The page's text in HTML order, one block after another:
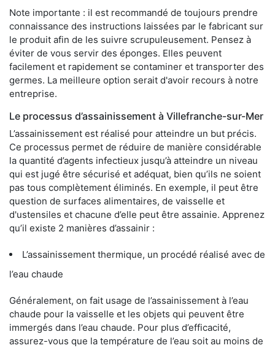
Note importante : il est recommandé de toujours prendre
connaissance des instructions laissées par le fabricant sur
le produit afin de les suivre scrupuleusement. Pensez à
éviter de vous servir des éponges. Elles peuvent
facilement et rapidement se contaminer et transporter des
germes. La meilleure option serait d'avoir recours à notre
entreprise.
Le processus d’assainissement à Villefranche-sur-Mer
L’assainissement est réalisé pour atteindre un but précis.
Ce processus permet de réduire de manière considérable
la quantité d’agents infectieux jusqu’à atteindre un niveau
qui est jugé être sécurisé et adéquat, bien qu’ils ne soient
pas tous complètement éliminés. En exemple, il peut être
question de surfaces alimentaires, de vaisselle et
d'ustensiles et chacune d’elle peut être assainie. Apprenez
qu’il existe 2 manières d’assainir :
L’assainissement thermique, un procédé réalisé avec de
l’eau chaude
Généralement, on fait usage de l’assainissement à l’eau
chaude pour la vaisselle et les objets qui peuvent être
immergés dans l’eau chaude. Pour plus d’efficacité,
assurez-vous que la température de l’eau soit au moins de